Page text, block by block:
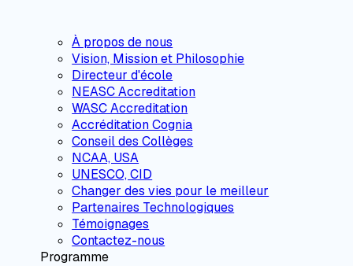
À propos de nous
Vision, Mission et Philosophie
Directeur d'école
NEASC Accreditation
WASC Accreditation
Accréditation Cognia
Conseil des Collèges
NCAA, USA
UNESCO, CID
Changer des vies pour le meilleur
Partenaires Technologiques
Témoignages
Contactez-nous
Programme